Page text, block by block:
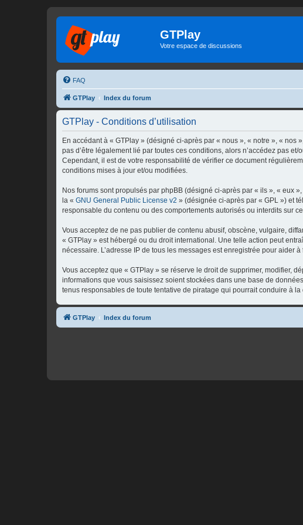
GTPlay
Votre espace de discussions
FAQ
GTPlay Index du forum
GTPlay - Conditions d’utilisation
En accédant à « GTPlay » (désigné ci-après par « nous », « notre », « nos
pas d’être légalement lié par toutes ces conditions, alors n’accédez pas
Cependant, il est de votre responsabilité de vérifier ce document
conditions mises à jour et/ou modifiées.
Nos forums sont propulsés par phpBB (désigné ci-après par « ils », « eux
la « GNU General Public License v2 » (désignée ci-après par « GPL ») et
responsable du contenu ou des comportements autorisés ou interdits sur
Vous acceptez de ne pas publier de contenu abusif, obscène, vulgaire,
« GTPlay » est hébergé ou du droit international. Une telle action peut
nécessaire. L’adresse IP de tous les messages est enregistrée pour aider
Vous acceptez que « GTPlay » se réserve le droit de supprimer, modifier,
informations que vous saisissez soient stockées dans une base de
tenus responsables de toute tentative de piratage qui pourrait conduire à la
GTPlay Index du forum